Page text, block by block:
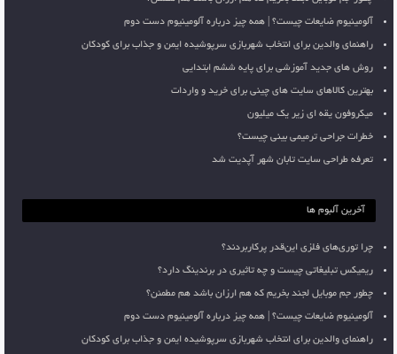
آلومینیوم ضایعات چیست؟ | همه چیز درباره آلومینیوم دست دوم
راهنمای والدین برای انتخاب شهربازی سرپوشیده ایمن و جذاب برای کودکان
روش های جدید آموزشی برای پایه ششم ابتدایی
بهترین کالاهای سایت های چینی برای خرید و واردات
میکروفون یقه ای زیر یک میلیون
خطرات جراحی ترمیمی بینی چیست؟
تعرفه طراحی سایت تابان شهر آپدیت شد
آخرین آلبوم ها
چرا توری‌های فلزی این‌قدر پرکاربردند؟
ریمیکس تبلیغاتی چیست و چه تاثیری در برندینگ دارد؟
چطور جم موبایل لجند بخریم که هم ارزان باشد هم مطمئن؟
آلومینیوم ضایعات چیست؟ | همه چیز درباره آلومینیوم دست دوم
راهنمای والدین برای انتخاب شهربازی سرپوشیده ایمن و جذاب برای کودکان